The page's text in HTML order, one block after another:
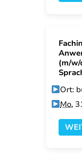
(m/
Ort:
Mo.